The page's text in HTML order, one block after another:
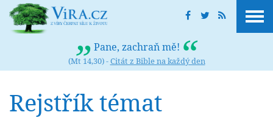
Pane, zachraň mě!
(Mt 14,30) -Citát z Bible na každý den
Rejstřík témat